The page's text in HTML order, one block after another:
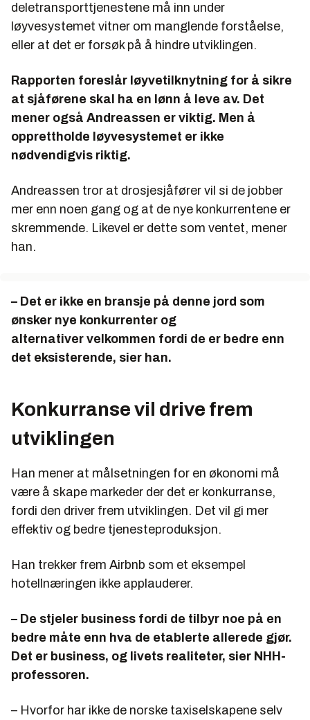
deletransporttjenestene må inn under
løyvesystemet vitner om manglende forståelse,
eller at det er forsøk på å hindre utviklingen.
Rapporten foreslår løyvetilknytning for å sikre
at sjåførene skal ha en lønn å leve av. Det
mener også Andreassen er viktig. Men å
opprettholde løyvesystemet er ikke
nødvendigvis riktig.
Andreassen tror at drosjesjåfører vil si de jobber
mer enn noen gang og at de nye konkurrentene er
skremmende. Likevel er dette som ventet, mener
han.
– Det er ikke en bransje på denne jord som
ønsker nye konkurrenter og
alternativer velkommen fordi de er bedre enn
det eksisterende, sier han.
Konkurranse vil drive frem
utviklingen
Han mener at målsetningen for en økonomi må
være å skape markeder der det er konkurranse,
fordi den driver frem utviklingen. Det vil gi mer
effektiv og bedre tjenesteproduksjon.
Han trekker frem Airbnb som et eksempel
hotellnæringen ikke applauderer.
– De stjeler business fordi de tilbyr noe på en
bedre måte enn hva de etablerte allerede gjør.
Det er business, og livets realiteter, sier NHH-
professoren.
– Hvorfor har ikke de norske taxiselskapene selv